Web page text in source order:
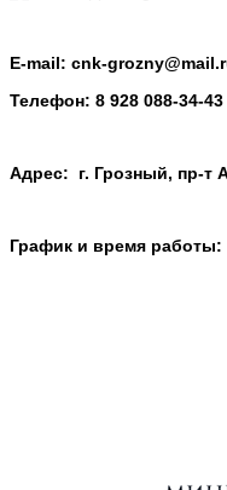
E-mail: cnk-
Телефон: 8 928 088-34-43
Адрес: г. Грозный, пр-т
График и время работы: